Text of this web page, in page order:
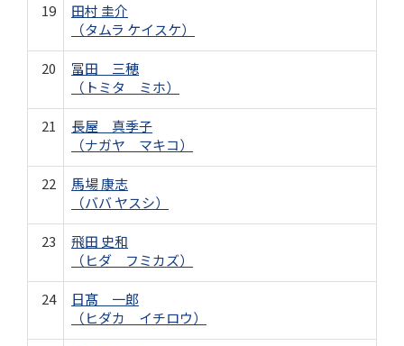
19
田村 圭介
（タムラ ケイスケ）
20
冨田 三穂
（トミタ ミホ）
21
長屋 真季子
（ナガヤ マキコ）
22
馬場 康志
（ババ ヤスシ）
23
飛田 史和
（ヒダ フミカズ）
24
日髙 一郎
（ヒダカ イチロウ）